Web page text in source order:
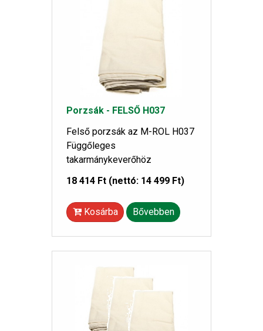
Porzsák - FELSŐ H037
Felső porzsák az M-ROL H037
Függőleges
takarmánykeverőhöz
18 414 Ft (nettó: 14 499 Ft)
Kosárba Bővebben